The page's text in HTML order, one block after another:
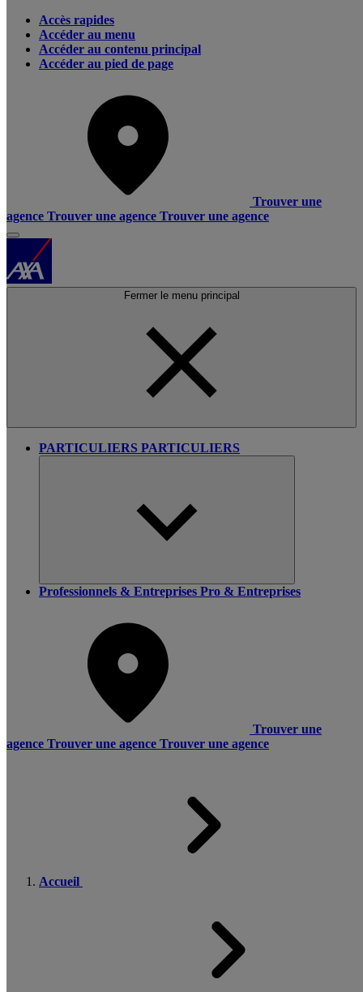
Accès rapides
Accéder au menu
Accéder au contenu principal
Accéder au pied de page
Trouver une
agence Trouver une agence Trouver une agence
Fermer le menu principal
PARTICULIERS PARTICULIERS
Professionnels & Entreprises Pro & Entreprises
Trouver une
agence Trouver une agence Trouver une agence
Accueil